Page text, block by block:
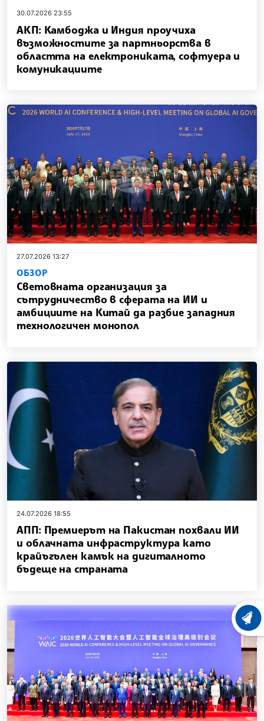
30.07.2026 23:55
АКП: Камбоджа и Индия проучиха
възможностите за партньорства в
областта на електрониката, софтуера и
комуникациите
27.07.2026 13:27
ОБЗОР
Световната организация за
сътрудничество в сферата на ИИ и
амбициите на Китай да разбие западния
технологичен монопол
24.07.2026 18:55
АПП: Премиерът на Пакистан похвали ИИ
и облачната инфраструктура като
крайъгълен камък на дигиталното
бъдеще на страната